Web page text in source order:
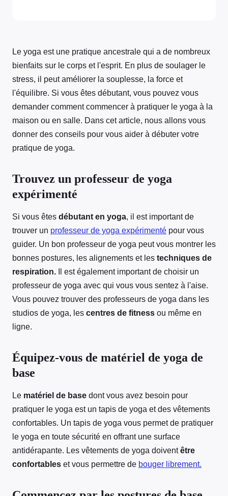
Le yoga est une pratique ancestrale qui a de nombreux
bienfaits sur le corps et l'esprit. En plus de soulager le
stress, il peut améliorer la souplesse, la force et
l'équilibre. Si vous êtes débutant, vous pouvez vous
demander comment commencer à pratiquer le yoga à la
maison ou en salle. Dans cet article, nous allons vous
donner des conseils pour vous aider à débuter votre
pratique de yoga.
Trouvez un professeur de yoga
expérimenté
Si vous êtes débutant en yoga, il est important de
trouver un professeur de yoga expérimenté pour vous
guider. Un bon professeur de yoga peut vous montrer les
bonnes postures, les alignements et les techniques de
respiration. Il est également important de choisir un
professeur de yoga avec qui vous vous sentez à l'aise.
Vous pouvez trouver des professeurs de yoga dans les
studios de yoga, les centres de fitness ou même en
ligne.
Équipez-vous de matériel de yoga de
base
Le matériel de base dont vous avez besoin pour
pratiquer le yoga est un tapis de yoga et des vêtements
confortables. Un tapis de yoga vous permet de pratiquer
le yoga en toute sécurité en offrant une surface
antidérapante. Les vêtements de yoga doiventêtre
confortables et vous permettre de bouger librement.